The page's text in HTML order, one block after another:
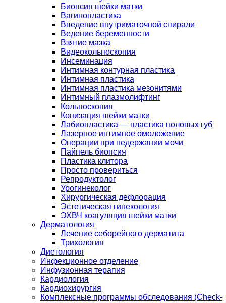
Биопсия шейки матки
Вагинопластика
Введение внутриматочной спирали
Ведение беременности
Взятие мазка
Видеокольпоскопия
Инсеминация
Интимная контурная пластика
Интимная пластика
Интимная пластика мезонитями
Интимный плазмолифтинг
Кольпоскопия
Конизация шейки матки
Лабиопластика — пластика половых губ
Лазерное интимное омоложение
Операции при недержании мочи
Пайпель биопсия
Пластика клитора
Просто провериться
Репродуктолог
Урогинеколог
Хирургическая дефлорация
Эстетическая гинекология
ЭХВЧ коагуляция шейки матки
Дерматология
Лечение себорейного дерматита
Трихология
Диетология
Инфекционное отделение
Инфузионная терапия
Кардиология
Кардиохирургия
Комплексные программы обследования (Check-